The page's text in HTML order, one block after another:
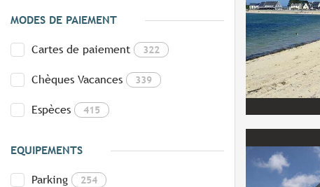
MODES DE PAIEMENT
Cartes de paiement 322
Chèques Vacances 339
Espèces 415
EQUIPEMENTS
Parking 254